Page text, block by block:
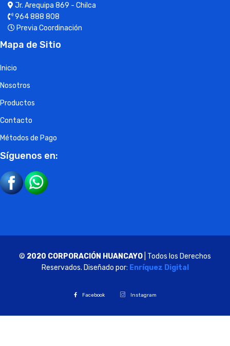
Jr. Arequipa 869 - Chilca
964 888 808
Previa Coordinación
Mapa de Sitio
Inicio
Nosotros
Productos
Contacto
Métodos de Pago
Síguenos en:
© 2020 CORPORACIÓN HUANCAYO | Todos los Derechos
Reservados. Diseñado por: Enríquez Digital
Facebook Instagram